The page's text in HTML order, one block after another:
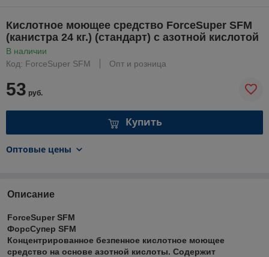
Кислотное моющее средство ForceSuper SFM
(канистра 24 кг.) (стандарт) с азотной кислотой
В наличии
Код: ForceSuper SFM
Опт и розница
53 руб.
Купить
Оптовые цены
Описание
ForceSuper SFM
ФорсСупер SFM
Концентрированное безпенное кислотное моющее
средство на основе азотной кислоты. Содержит